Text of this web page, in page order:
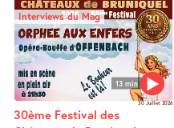
13 min
Interviews du Mag
30 Juillet 2026
30ème Festival des